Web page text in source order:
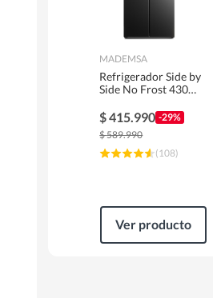
MADEMSA
Refrigerador Side by
Side No Frost 430
MAS430B
$415.990 -29%
$589.990
(108)
Ver producto